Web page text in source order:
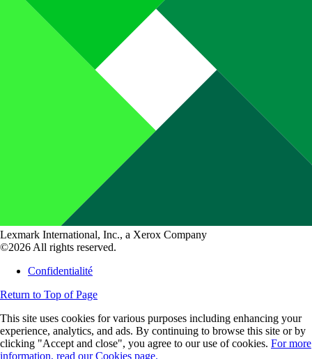
Lexmark International, Inc., a Xerox Company
©2026 All rights reserved.
Confidentialité
Return to Top of Page
This site uses cookies for various purposes including enhancing your
experience, analytics, and ads. By continuing to browse this site or by
clicking "Accept and close", you agree to our use of cookies. For more
information, read our Cookies page.